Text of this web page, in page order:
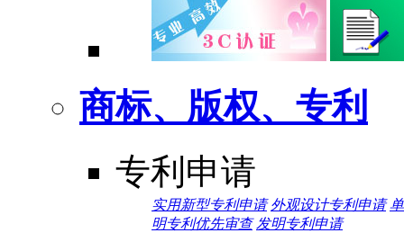
商标、版权、专利
专利申请
实用新型专利申请 外观设计专利申请
明专利优先审查 发明专利申请